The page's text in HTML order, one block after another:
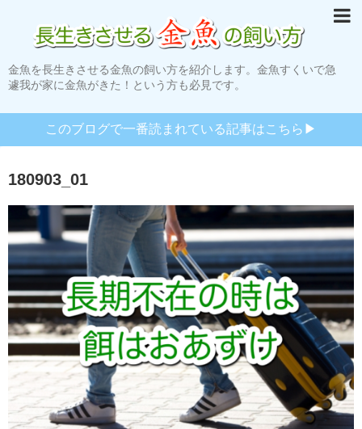
金魚を長生きさせる金魚の飼い方を紹介します。金魚すくいで急
遽我が家に金魚がきた！という方も必見です。
このブログで一番読まれている記事はこちら▶︎
180903_01